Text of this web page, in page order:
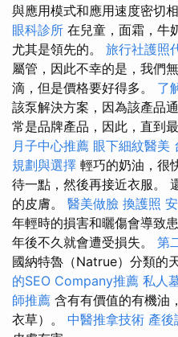
與應用模式和應用速度密切
眼科診所 在兒童，面霜，牛
尤其是領先的。 旅行社護照
屬管，因此不幸的是，我們
滴，但是價格要好得多。 了
該泵解決方案，因為該產品
常是品牌產品，因此，直到
月子中心推薦 眼下細紋醫美
規劃與選擇 輕巧的奶油，很
待一點，然後再接近衣服。
的皮膚。 醫美做臉 換護照
年輕時的損害和曬傷會導致
年後不久就會遭受損失。 第
國納特魯（Natrue）分類的
的SEO Company推薦 私人
師推薦 含有有價值的有機油
衣草）。 中醫推拿技術 產後